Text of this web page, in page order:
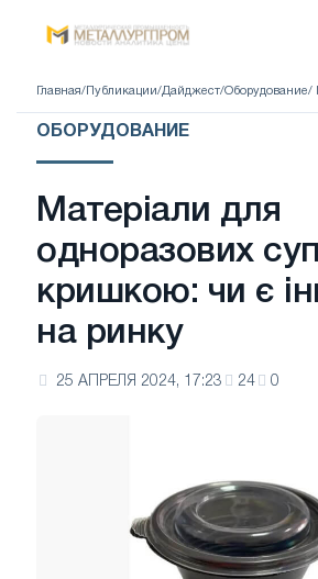
Главная/ Публикации/Дайджест/Оборудование/
ОБОРУДОВАНИЕ
Матеріали для
одноразових
кришкою: чи є
на ринку
25 АПРЕЛЯ 2024, 17:23 24 0